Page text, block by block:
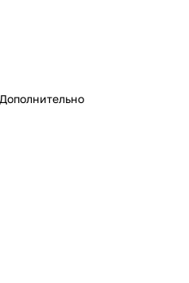
Дополнительно